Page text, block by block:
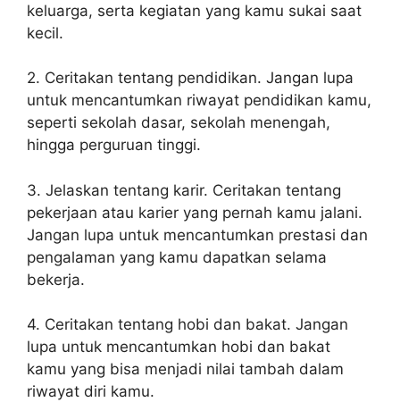
keluarga, serta kegiatan yang kamu sukai saat
kecil.
2. Ceritakan tentang pendidikan. Jangan lupa
untuk mencantumkan riwayat pendidikan kamu,
seperti sekolah dasar, sekolah menengah,
hingga perguruan tinggi.
3. Jelaskan tentang karir. Ceritakan tentang
pekerjaan atau karier yang pernah kamu jalani.
Jangan lupa untuk mencantumkan prestasi dan
pengalaman yang kamu dapatkan selama
bekerja.
4. Ceritakan tentang hobi dan bakat. Jangan
lupa untuk mencantumkan hobi dan bakat
kamu yang bisa menjadi nilai tambah dalam
riwayat diri kamu.